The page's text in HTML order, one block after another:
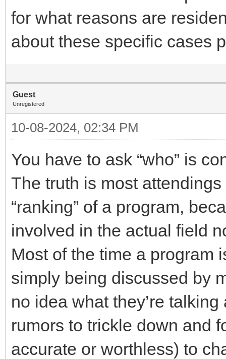
for what reasons are
about these specific cases
Guest
Unregistered
10-08-2024, 02:34 PM
You have to ask “who” is
The truth is most
“ranking” of a program,
involved in the actual field
Most of the time a program
simply being discussed by
no idea what they’re
rumors to trickle down and
accurate or worthless) to